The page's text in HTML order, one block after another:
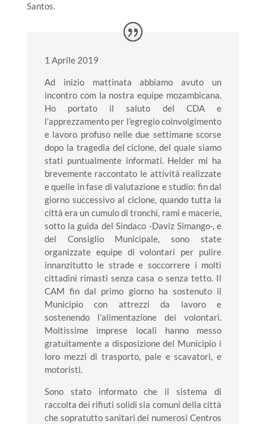
Santos.
1 Aprile 2019
Ad inizio mattinata abbiamo avuto un
incontro com la nostra equipe mozambicana.
Ho portato il saluto del CDA e
l’apprezzamento per l’egregio coinvolgimento
e lavoro profuso nelle due settimane scorse
dopo la tragedia del ciclone, del quale siamo
stati puntualmenteinformati. Helder mi ha
brevemente raccontato le attività realizzate
e quelle in fase di valutazione e studio: fin dal
giorno successivo al ciclone, quando tutta la
città era un cumulo di tronchi, rami e macerie,
sotto la guida del Sindaco -Daviz Simango-, e
del Consiglio Municipale, sono state
organizzate equipe di volontari per pulire
innanzitutto le strade e soccorrere i molti
cittadini rimasti senza casa o senza tetto. Il
CAM fin dal primo giorno ha sostenuto il
Municipio con attrezzi da lavoro e
sostenendo l’alimentazione dei volontari.
Moltissime imprese locali hanno messo
gratuitamente a disposizione del Municipio i
loro mezzi di trasporto, pale e scavatori, e
motoristi.
Sono stato informato che il sistema di
raccolta dei rifiuti solidi sia comuni della città
che sopratutto sanitari dei numerosi Centros